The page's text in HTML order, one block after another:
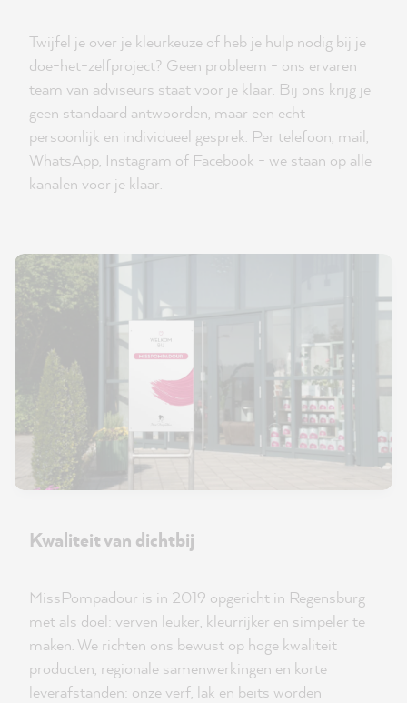
Twijfel je over je kleurkeuze of heb je hulp nodig bij je
doe-het-zelfproject? Geen probleem - ons ervaren
team van adviseurs staat voor je klaar. Bij ons krijg je
geen standaard antwoorden, maar een echt
persoonlijk en individueel gesprek. Per telefoon, mail,
WhatsApp, Instagram of Facebook - we staan op alle
kanalen voor je klaar.
Kwaliteit van dichtbij
MissPompadour is in 2019 opgericht in Regensburg -
met als doel: verven leuker, kleurrijker en simpeler te
maken. We richten ons bewust op hoge kwaliteit
producten, regionale samenwerkingen en korte
leverafstanden: onze verf, lak en beits worden